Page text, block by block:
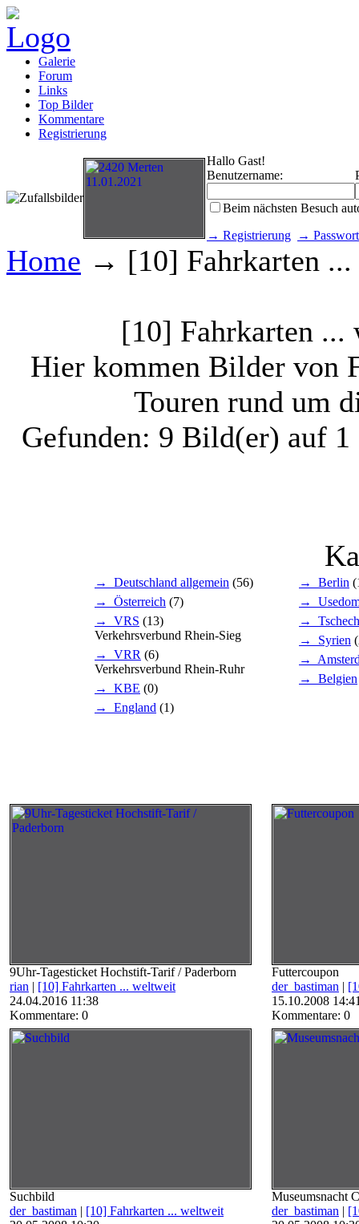
Galerie
Forum
Links
Top Bilder
Kommentare
Registrierung
Hallo Gast!
Benutzername:
Beim nächsten Besuch
→ Registrierung
→
Home → [10] Fahrkarten
[10] Fahrkarten ...
Hier kommen Bilder von
Touren rund um
Gefunden: 9 Bild(er) auf
→ Deutschland allgemein (56)
→ Österreich (7)
→ VRS (13)
Verkehrsverbund Rhein-Sieg
→ VRR (6)
Verkehrsverbund Rhein-Ruhr
→ KBE (0)
→ England (1)
→ Berlin
→
→
→ Syrien
→
→ Belgien
9Uhr-Tagesticket Hochstift-Tarif / Paderborn
rian | [10] Fahrkarten ... weltweit
24.04.2016 11:38
Kommentare: 0
Futtercoupon
der_bastiman |
15.10.2008
Kommentare: 0
Suchbild
der_bastiman | [10] Fahrkarten ... weltweit
Museumsnacht
der_bastiman |